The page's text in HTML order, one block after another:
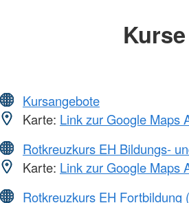
Kurse
Kursangebote
Karte: Link zur Google Maps
Rotkreuzkurs EH Bildungs-
Karte: Link zur Google Maps
Rotkreuzkurs EH Fortbildung